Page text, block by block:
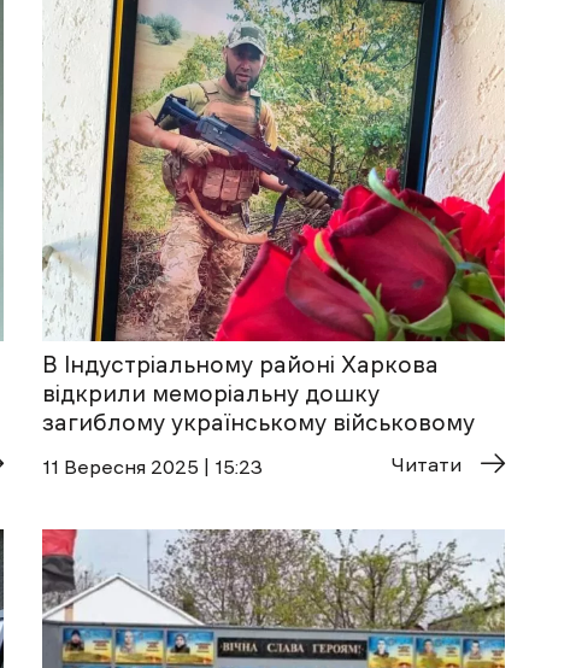
В Індустріальному районі Харкова
відкрили меморіальну дошку
загиблому українському військовому
11 Вересня 2025 | 15:23 Читати